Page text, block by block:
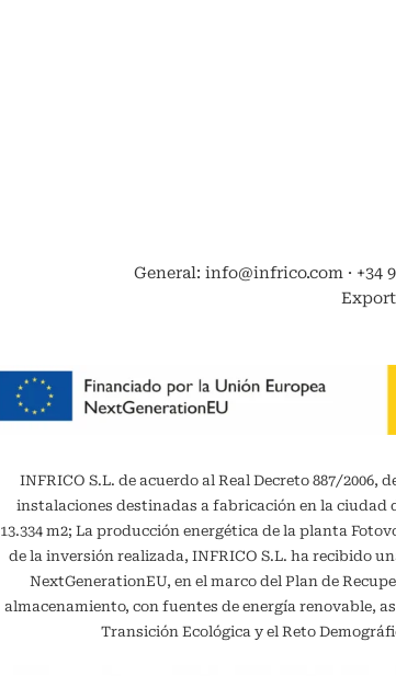
General: info@infrico.com · +34
INFRICO S.L. de acuerdo al Real Decreto 887/2006,
instalaciones destinadas a fabricación en la ciudad
13.334 m2; La producción energética de la planta
de la inversión realizada, INFRICO S.L. ha recibido
NextGenerationEU, en el marco del Plan de
almacenamiento, con fuentes de energía renovable,
Transición Ecológica y el Reto